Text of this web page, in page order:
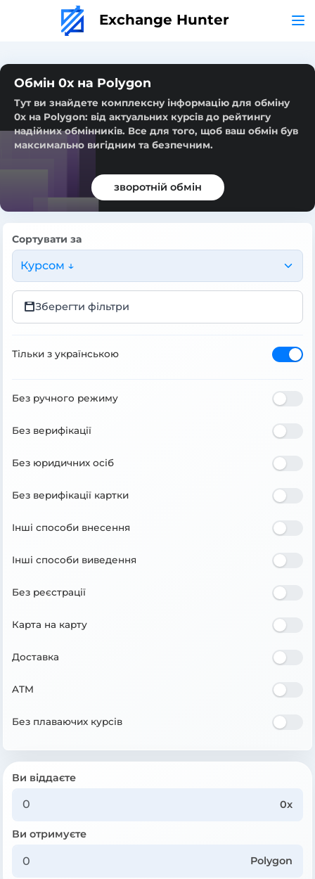
Exchange Hunter
Обмін 0x на Polygon
Тут ви знайдете комплексну інформацію для обміну
0x на Polygon: від актуальних курсів до рейтингу
надійних обмінників. Все для того, щоб ваш обмін був
максимально вигідним та безпечним.
зворотній обмін
Сортувати за
Курсом ↓
Зберегти фільтри
Тільки з українською
Без ручного режиму
Без верифікації
Без юридичних осіб
Без верифікації картки
Інші способи внесення
Інші способи виведення
Без реєстрації
Карта на карту
Доставка
ATM
Без плаваючих курсів
Ви віддаєте
0x
Ви отримуєте
Polygon